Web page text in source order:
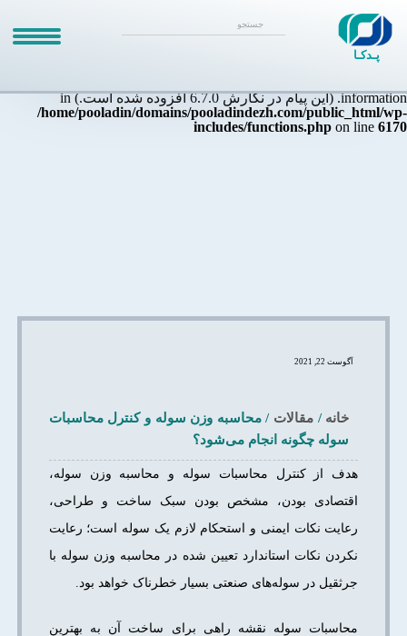
: Function _load_textdomain_just_in_time was called
incorrectly. بارگذاری ترجمه برای دامنهthemater
زودتر از حد مجاز
فراخوانی شد. این معمولاً نشان‌دهندهٔ اجرای کدی در افزونه یا پوسته
است که خیلی زود اجرا شده است. ترجمه‌ها باید در عملیات
information. (این پیام در نگارش 6.7.0 افزوده شده است.) in
/home/pooladin/domains/pooladindezh.com/public_html/wp-
includes/functions.php on line 6170
پـدکـا
آگوست 22, 2021
خانه / مقالات /محاسبه وزن سوله و کنترل محاسبات
سوله چگونه انجام می‌شود؟
هدف از کنترل محاسبات سوله و محاسبه وزن سوله،
اقتصادی بودن، مشخص بودن سبک ساخت و طراحی،
رعایت نکات ایمنی و استحکام لازم یک سوله است؛ رعایت
نکردن نکات استاندارد تعیین شده در محاسبه وزن سوله با
جرثقیل در سوله‌های صنعتی بسیار خطرناک خواهد بود.
محاسبات سوله نقشه راهی برای ساخت آن به بهترین